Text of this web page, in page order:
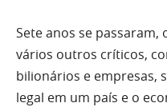
Sete anos se passaram,
vários outros críticos,
bilionários e empresas,
legal em um país e o